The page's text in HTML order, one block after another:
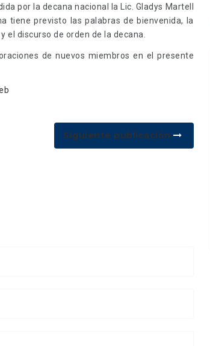
por la decana nacional la Lic. Gladys Martell
tiene previsto las palabras de bienvenida, la
el discurso de orden de la decana.
de nuevos miembros en el presente
Siguiente publicación